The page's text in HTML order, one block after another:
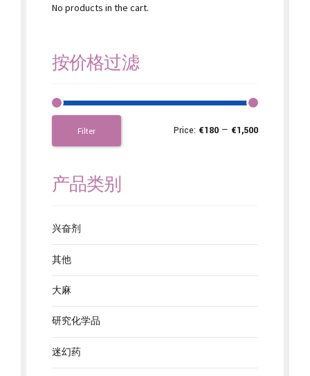
No products in the cart.
按价格过滤
Filter Price: €180 — €1,500
产品类别
兴奋剂
其他
大麻
研究化学品
迷幻药